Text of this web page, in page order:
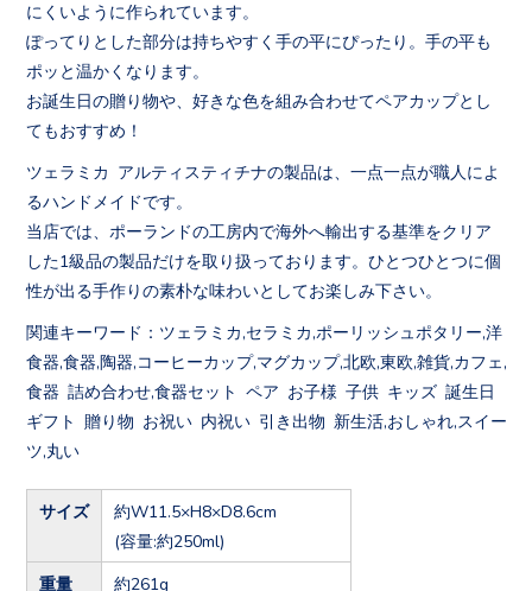
にくいように作られています。
ぽってりとした部分は持ちやすく手の平にぴったり。手の平も
ポッと温かくなります。
お誕生日の贈り物や、好きな色を組み合わせてペアカップとし
てもおすすめ！
ツェラミカ アルティスティチナの製品は、一点一点が職人によ
るハンドメイドです。
当店では、ポーランドの工房内で海外へ輸出する基準をクリア
した1級品の製品だけを取り扱っております。ひとつひとつに個
性が出る手作りの素朴な味わいとしてお楽しみ下さい。
関連キーワード：ツェラミカ,セラミカ,ポーリッシュポタリー,洋
食器,食器,陶器,コーヒーカップ,マグカップ,北欧,東欧,雑貨,カフェ,
食器 詰め合わせ,食器セット ペア お子様 子供 キッズ 誕生日
ギフト 贈り物 お祝い 内祝い 引き出物 新生活,おしゃれ,スイー
ツ,丸い
サイズ
約W11.5×H8×D8.6cm
(容量:約250ml)
重量 約261g